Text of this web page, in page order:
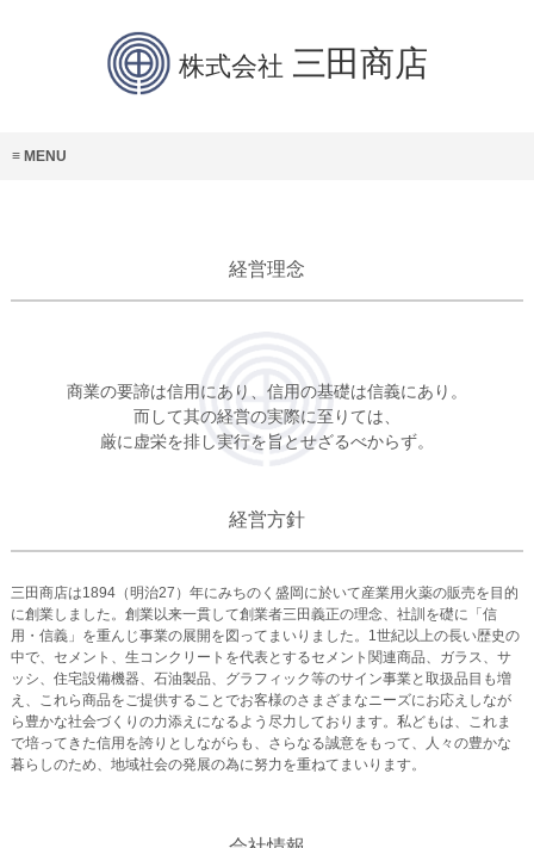
MENU
経営理念
商業の要諦は信用にあり、信用の基礎は信義にあり。
而して其の経営の実際に至りては、
厳に虚栄を排し実行を旨とせざるべからず。
経営方針
三田商店は1894（明治27）年にみちのく盛岡に於いて産業用火薬の販売を目的
に創業しました。創業以来一貫して創業者三田義正の理念、社訓を礎に「信
用・信義」を重んじ事業の展開を図ってまいりました。1世紀以上の長い歴史の
中で、セメント、生コンクリートを代表とするセメント関連商品、ガラス、サ
ッシ、住宅設備機器、石油製品、グラフィック等のサイン事業と取扱品目も増
え、これら商品をご提供することでお客様のさまざまなニーズにお応えしなが
ら豊かな社会づくりの力添えになるよう尽力しております。私どもは、これま
で培ってきた信用を誇りとしながらも、さらなる誠意をもって、人々の豊かな
暮らしのため、地域社会の発展の為に努力を重ねてまいります。